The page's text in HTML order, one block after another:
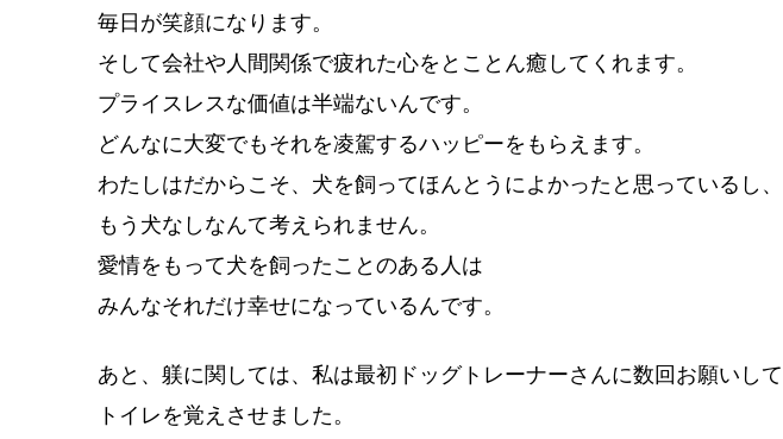
毎日が笑顔になります。
そして会社や人間関係で疲れた心をとことん癒してくれます。
プライスレスな価値は半端ないんです。
どんなに大変でもそれを凌駕するハッピーをもらえます。
わたしはだからこそ、犬を飼ってほんとうによかったと思っているし、
もう犬なしなんて考えられません。
愛情をもって犬を飼ったことのある人は
みんなそれだけ幸せになっているんです。
あと、躾に関しては、私は最初ドッグトレーナーさんに数回お願いして
トイレを覚えさせました。